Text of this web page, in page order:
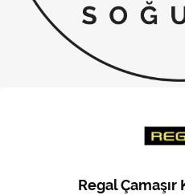
Kombi
Musluk
Regal Çamaşır